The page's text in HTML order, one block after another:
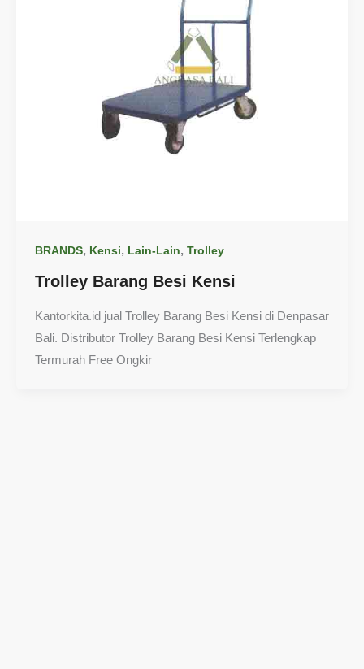
BRANDS, Kensi, Lain-Lain, Trolley
Trolley Barang Besi Kensi
Kantorkita.id jual Trolley Barang Besi Kensi di Denpasar
Bali. Distributor Trolley Barang Besi Kensi Terlengkap
Termurah Free Ongkir